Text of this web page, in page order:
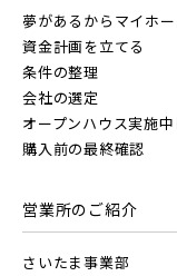
京成松戸線
京成本線
京成押上線
JR東北本線 [
JR高崎線
JR武蔵野線
地図にあるご希
見学OK
画像
すべて
キッチン
こだわり条件
夢があるからマイホ
資金計画を立てる
条件の整理
会社の選定
オープンハウス実施中
購入前の最終確認
営業所のご紹介
さいたま事業部